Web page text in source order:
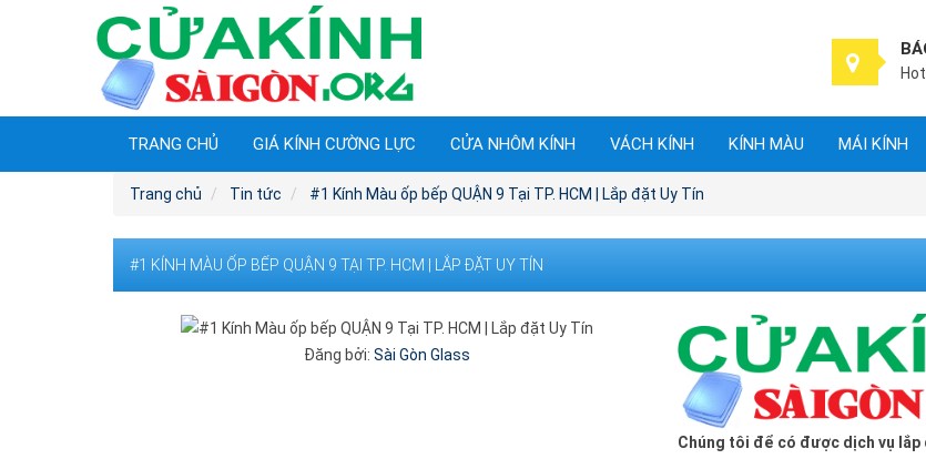
TRANG CHỦ GIÁ KÍNH CƯỜNG LỰC CỬA NHÔM KÍNH VÁCH KÍNH KÍNH MÀU MÁI KÍNH
Trang chủ Tin tức #1 Kính Màu ốp bếp QUẬN 9 Tại TP. HCM | Lắp đặt Uy Tín
#1 KÍNH MÀU ỐP BẾP QUẬN 9 TẠI TP. HCM | LẮP ĐẶT UY TÍN
Đăng bởi:Sài Gòn Glass
Chúng tôi để có được dịch vụ lắp